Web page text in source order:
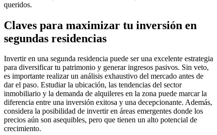
queridos.
Claves para maximizar tu inversión en
segundas residencias
Invertir en una segunda residencia puede ser una excelente estrategia
para diversificar tu patrimonio y generar ingresos pasivos. Sin veto,
es importante realizar un análisis exhaustivo del mercado antes de
dar el paso. Estudiar la ubicación, las tendencias del sector
inmobiliario y la demanda de alquileres en la zona puede marcar la
diferencia entre una inversión exitosa y una decepcionante. Además,
considera la posibilidad de invertir en áreas emergentes donde los
precios aún son asequibles, pero que tienen un alto potencial de
crecimiento.